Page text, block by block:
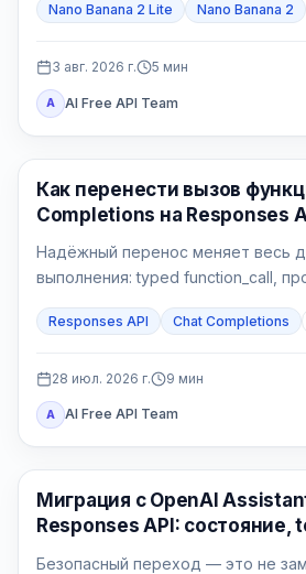
Nano Banana 2 Lite Nano Banana 2
3 авг. 2026 г. 5 мин
A AI Free API Team
API Гайды
Как перенести вызов
Completions на Responses
Надёжный перенос меняет весь
выполнения: typed function_call,
function_call_output с тем же call_id
Responses API Chat Completions
28 июл. 2026 г. 9 мин
A AI Free API Team
API Гайды
Миграция с OpenAI
Responses API: состояние,
Безопасный переход — это не